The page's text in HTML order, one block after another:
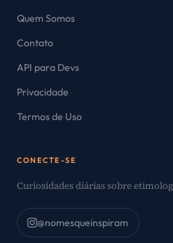
Quem Somos
Contato
API para Devs
Privacidade
Termos de Uso
CONECTE-SE
Curiosidades diárias sobre
@nomesqueinspiram